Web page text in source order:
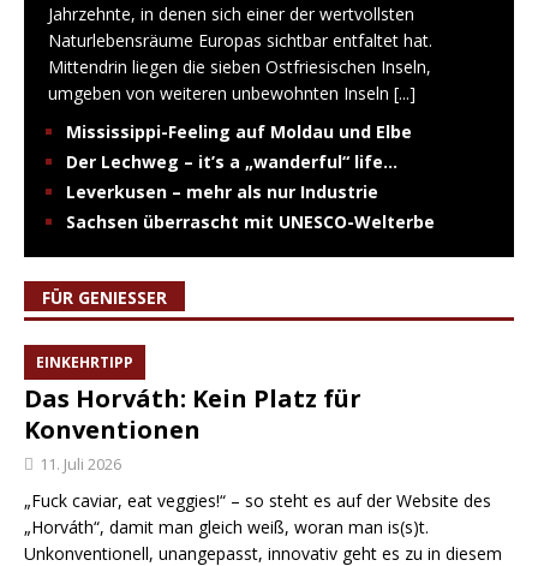
Jahrzehnte, in denen sich einer der wertvollsten
Naturlebensräume Europas sichtbar entfaltet hat.
Mittendrin liegen die sieben Ostfriesischen Inseln,
umgeben von weiteren unbewohnten Inseln [...]
Mississippi-Feeling auf Moldau und Elbe
Der Lechweg – it’s a „wanderful“ life…
Leverkusen – mehr als nur Industrie
Sachsen überrascht mit UNESCO-Welterbe
FÜR GENIESSER
EINKEHRTIPP
Das Horváth: Kein Platz für
Konventionen
11. Juli 2026
„Fuck caviar, eat veggies!“ – so steht es auf der Website des
„Horváth“, damit man gleich weiß, woran man is(s)t.
Unkonventionell, unangepasst, innovativ geht es zu in diesem